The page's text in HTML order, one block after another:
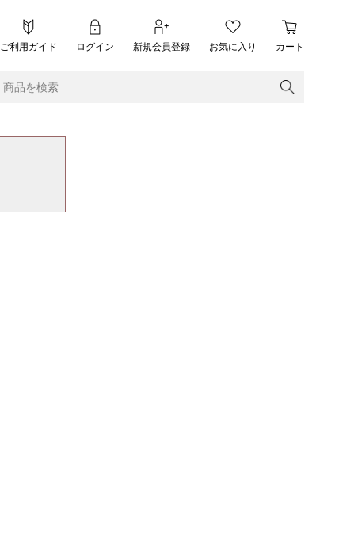
ご利用ガイド ログイン 新規会員登録 お気に入り カート